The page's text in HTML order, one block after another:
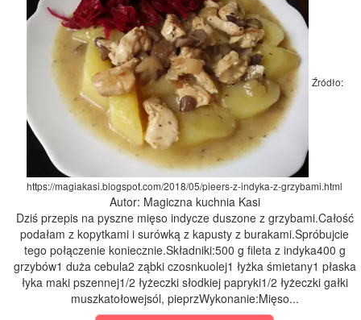
Źródło:
https://magiakasi.blogspot.com/2018/05/pieers-z-indyka-z-grzybami.html
Autor: Magiczna kuchnia Kasi
Dziś przepis na pyszne mięso indycze duszone z grzybami.Całość
podałam z kopytkami i surówką z kapusty z burakami.Spróbujcie
tego połączenie koniecznie.Składniki:500 g fileta z indyka400 g
grzybów1 duża cebula2 ząbki czosnkuolej1 łyżka śmietany1 płaska
łyka maki pszennej1/2 łyżeczki słodkiej papryki1/2 łyżeczki gałki
muszkatołowejsól, pieprzWykonanie:Mięso...